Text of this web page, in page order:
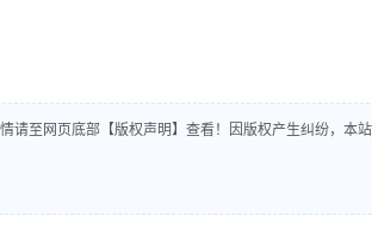
请至网页底部【版权声明】查看！因版权产生纠纷，本站